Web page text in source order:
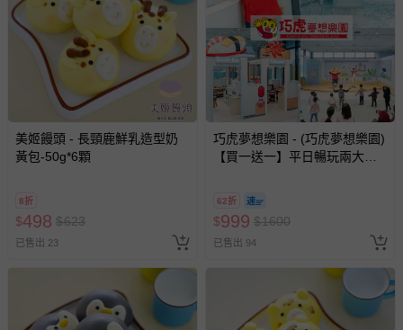
美姬饅頭 - 長頸鹿鮮乳造型奶
黃包-50g*6顆
8折
$498 $623
已售出 23
巧虎夢想樂園 - (巧虎夢想樂園)
【買一送一】平日暢玩兩大一
券使用
62折
$999 $1600
已售出 94